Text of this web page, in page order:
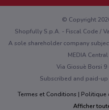
Vous rencontrez un problème
© Copyright
Shopfully S.p.A. - Fiscal Code /
A sole shareholder company
MEDIA
Via Giosuè Borsi
Subscribed and paid-
Termes et Conditions
Politique
Afficher